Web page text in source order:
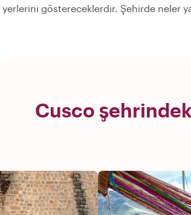
yerlerini göstereceklerdir. Şehirde neler
Cusco